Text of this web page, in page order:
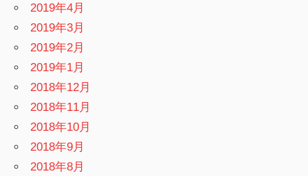
2019年4月
2019年3月
2019年2月
2019年1月
2018年12月
2018年11月
2018年10月
2018年9月
2018年8月